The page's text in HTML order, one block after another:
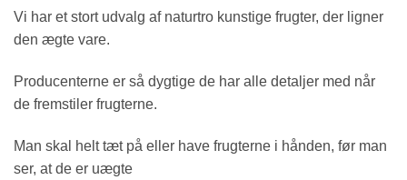
Vi har et stort udvalg af naturtro kunstige frugter, der ligner
den ægte vare.
Producenterne er så dygtige de har alle detaljer med når
de fremstiler frugterne.
Man skal helt tæt på eller have frugterne i hånden, før man
ser, at de er uægte